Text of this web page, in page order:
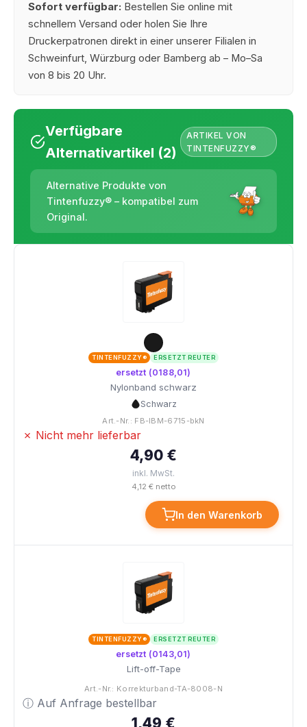
Sofort verfügbar: Bestellen Sie online mit
schnellem Versand oder holen Sie Ihre
Druckerpatronen direkt in einer unserer Filialen in
Schweinfurt, Würzburg oder Bamberg ab – Mo–Sa
von 8 bis 20 Uhr.
Verfügbare
Alternativartikel (2)
ARTIKEL VON
TINTENFUZZY®
Alternative Produkte von
Tintenfuzzy® – kompatibel zum
Original.
TINTENFUZZY® ERSETZT REUTER
ersetzt (0188,01)
Nylonband schwarz
Schwarz
Art.-Nr.: FB-IBM-6715-bkN
✗ Nicht mehr lieferbar
4,90 €
inkl. MwSt.
4,12 € netto
In den Warenkorb
TINTENFUZZY® ERSETZT REUTER
ersetzt (0143,01)
Lift-off-Tape
Art.-Nr.: Korrekturband-TA-8008-N
ⓘ Auf Anfrage bestellbar
1,49 €